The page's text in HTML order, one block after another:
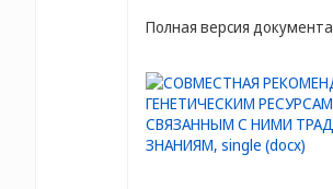
Полная версия документа